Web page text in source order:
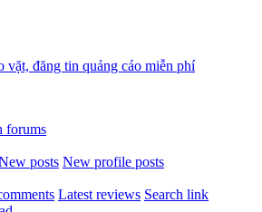
forums
posts New profile posts
Latest reviews Search link